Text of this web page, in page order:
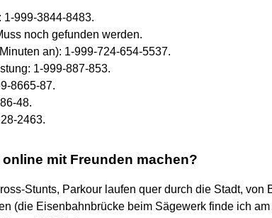
1-999-3844-8483.
noch gefunden werden.
an): 1-999-724-654-5537.
1-999-887-853.
8665-87.
48.
2463.
online mit Freunden machen?
Stunts, Parkour laufen quer durch die Stadt, von
(die Eisenbahnbrücke beim Sägewerk finde ich am